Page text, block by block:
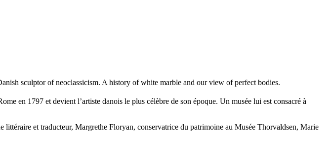
sculptor of neoclassicism. A history of white marble and our view of perfect bodies.
en 1797 et devient l’artiste danois le plus célèbre de son époque. Un musée lui est consacré à
et traducteur, Margrethe Floryan, conservatrice du patrimoine au Musée Thorvaldsen, Marie